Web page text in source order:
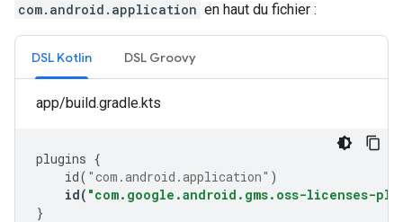
com.android.application en haut du fichier :
DSL Kotlin DSL Groovy
app/build.gradle.kts
plugins {
id( "com.android.application" )
id( "com.google.android.gms.oss-licenses-
}